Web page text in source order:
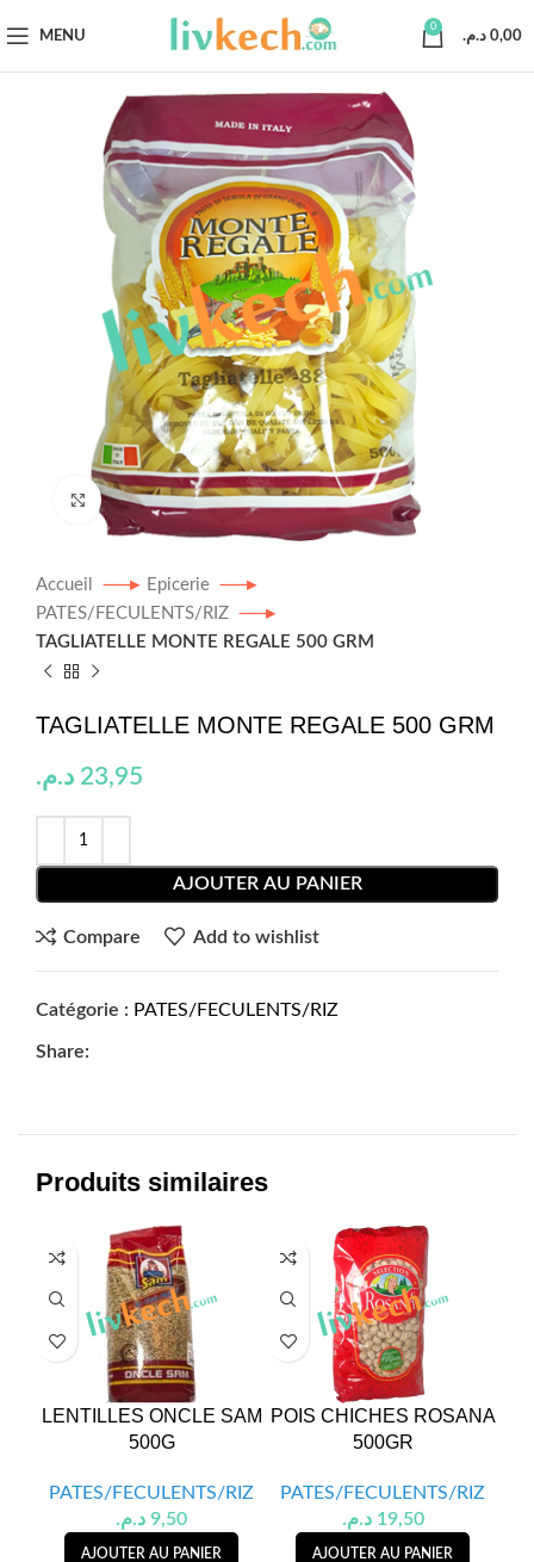
MENU
0
0,00 د.م.
Click to enlarge
Accueil
Epicerie
PATES/FECULENTS/RIZ
TAGLIATELLE MONTE REGALE 500 GRM
TAGLIATELLE MONTE REGALE 500 GRM
23,95 د.م.
AJOUTER AU PANIER
Compare Add to wishlist
Catégorie : PATES/FECULENTS/RIZ
Share:
Produits similaires
LENTILLES ONCLE SAM
500G
PATES/FECULENTS/RIZ
9,50 د.م.
AJOUTER AU PANIER
POIS CHICHES ROSANA
500GR
PATES/FECULENTS/RIZ
19,50 د.م.
AJOUTER AU PANIER